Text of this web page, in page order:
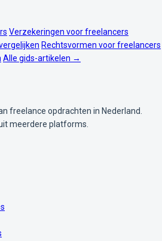
Verzekeringen voor freelancers
Rechtsvormen voor freelancers
Alle gids-artikelen →
freelance opdrachten in Nederland.
meerdere platforms.